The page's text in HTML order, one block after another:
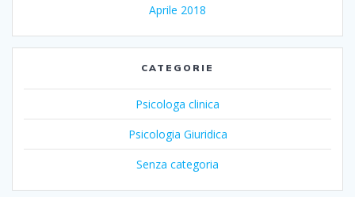
Aprile 2018
CATEGORIE
Psicologa clinica
Psicologia Giuridica
Senza categoria